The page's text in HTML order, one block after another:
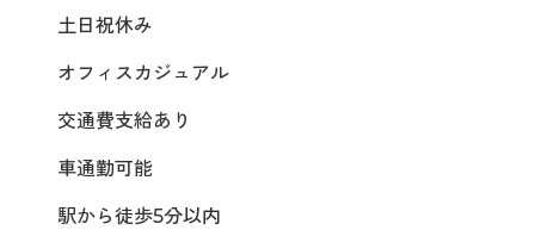
土日祝休み
オフィスカジュアル
交通費支給あり
車通勤可能
駅から徒歩5分以内